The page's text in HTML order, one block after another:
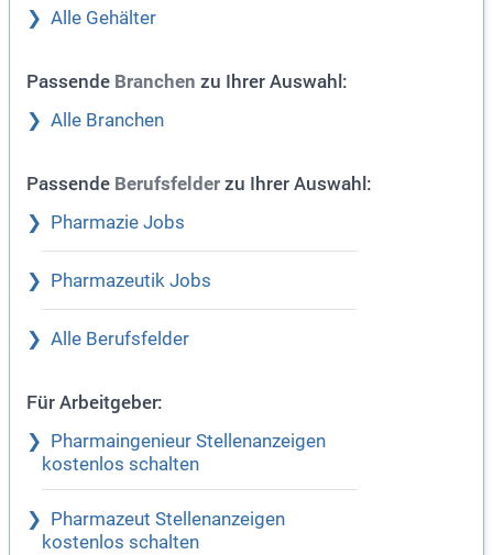
Alle Gehälter
Passende Branchen zu Ihrer Auswahl:
Alle Branchen
Passende Berufsfelder zu Ihrer Auswahl:
Pharmazie Jobs
Pharmazeutik Jobs
Alle Berufsfelder
Für Arbeitgeber:
Pharmaingenieur Stellenanzeigen
kostenlos schalten
Pharmazeut Stellenanzeigen
kostenlos schalten